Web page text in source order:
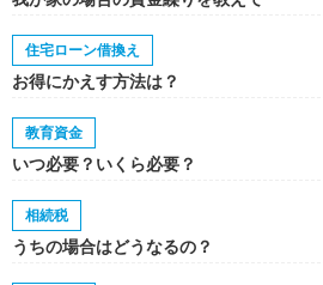
住宅ローン借換え
お得にかえす方法は？
教育資金
いつ必要？いくら必要？
相続税
うちの場合はどうなるの？